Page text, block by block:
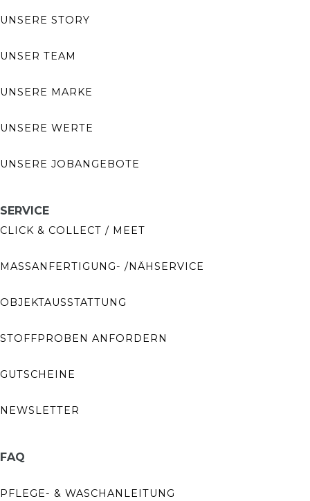
UNSERE STORY
UNSER TEAM
UNSERE MARKE
UNSERE WERTE
UNSERE JOBANGEBOTE
SERVICE
CLICK & COLLECT / MEET
MASSANFERTIGUNG- /NÄHSERVICE
OBJEKTAUSSTATTUNG
STOFFPROBEN ANFORDERN
GUTSCHEINE
NEWSLETTER
FAQ
PFLEGE- & WASCHANLEITUNG